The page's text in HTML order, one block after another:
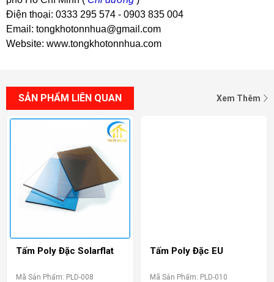
Điện thoại: 0333 295 574 - 0903 835 004
Email: tongkhotonnhua@gmail.com
Website: www.tongkhotonnhua.com
SẢN PHẨM LIÊN QUAN Xem Thêm
Tấm Poly Đặc Solarflat
Mã Sản Phẩm: PLD-008
Tấm Poly Đặc EU
Mã Sản Phẩm: PLD-010